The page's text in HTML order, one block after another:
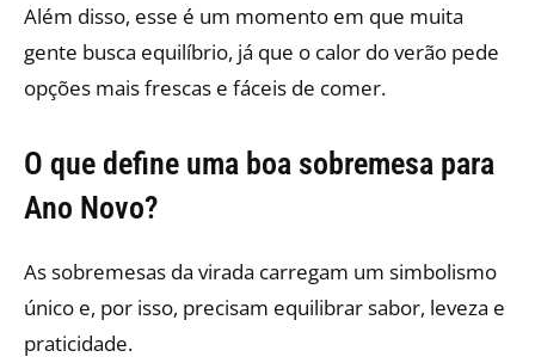
Além disso, esse é um momento em que muita
gente busca equilíbrio, já que o calor do verão pede
opções mais frescas e fáceis de comer.
O que define uma boa sobremesa para
Ano Novo?
As sobremesas da virada carregam um simbolismo
único e, por isso, precisam equilibrar sabor, leveza e
praticidade.